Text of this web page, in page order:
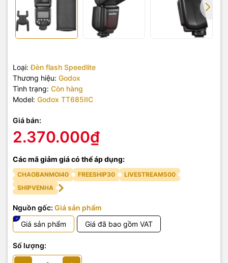
Loại: Đèn flash Speedlite
Thương hiệu: Godox
Tình trạng: Còn hàng
Model: Godox TT685IIC
Giá bán:
2.370.000₫
Các mã giảm giá có thể áp dụng:
CHAOBANMOI40 FREESHIP30
LIVESTREAM500
SHIPVENHA
Nguồn gốc: Giá sản phẩm
Giá sản phẩm
Giá đã bao gồm VAT
Số lượng: